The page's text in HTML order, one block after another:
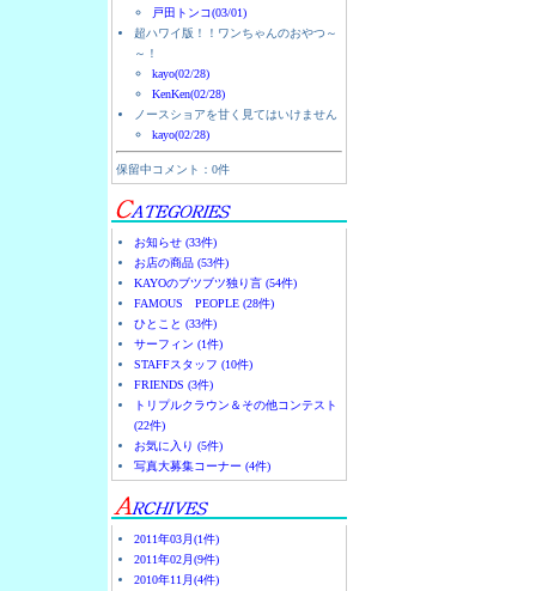
戸田トンコ(03/01)
超ハワイ版！！ワンちゃんのおやつ～
～！
kayo(02/28)
KenKen(02/28)
ノースショアを甘く見てはいけません
kayo(02/28)
保留中コメント：0件
お知らせ (33件)
お店の商品 (53件)
KAYOのブツブツ独り言 (54件)
FAMOUS PEOPLE (28件)
ひとこと (33件)
サーフィン (1件)
STAFFスタッフ (10件)
FRIENDS (3件)
トリプルクラウン＆その他コンテスト
(22件)
お気に入り (5件)
写真大募集コーナー (4件)
2011年03月(1件)
2011年02月(9件)
2010年11月(4件)